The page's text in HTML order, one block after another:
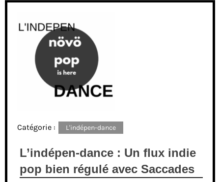
Catégorie : L'indépen-dance
L’indépen-dance : Un flux indie
pop bien régulé avec Saccades